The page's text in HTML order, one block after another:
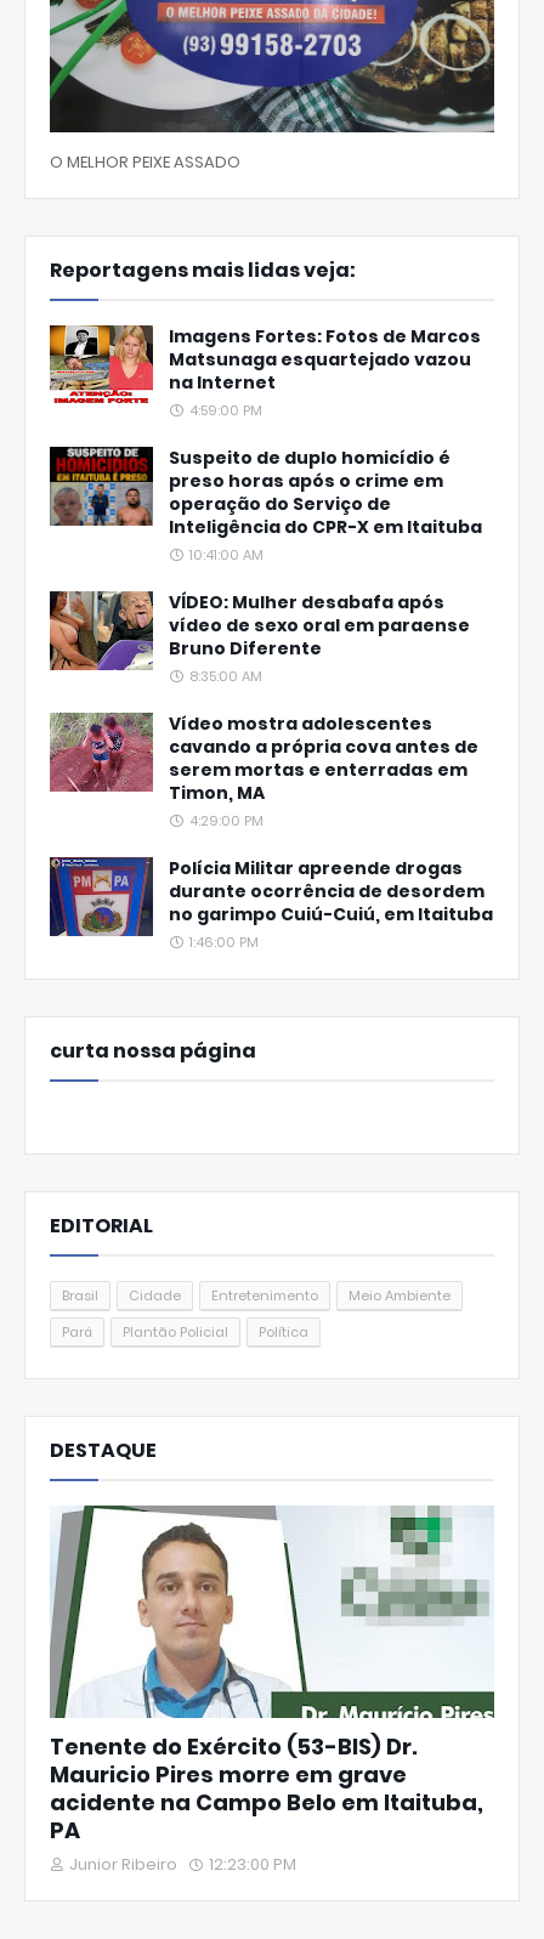
O MELHOR PEIXE ASSADO
Reportagens mais lidas veja:
Imagens Fortes: Fotos de Marcos
Matsunaga esquartejado vazou
na Internet
4:59:00 PM
Suspeito de duplo homicídio é
preso horas após o crime em
operação do Serviço de
Inteligência do CPR-X em Itaituba
10:41:00 AM
VÍDEO: Mulher desabafa após
vídeo de sexo oral em paraense
Bruno Diferente
8:35:00 AM
Vídeo mostra adolescentes
cavando a própria cova antes de
serem mortas e enterradas em
Timon, MA
4:29:00 PM
Polícia Militar apreende drogas
durante ocorrência de desordem
no garimpo Cuiú-Cuiú, em Itaituba
1:46:00 PM
curta nossa página
EDITORIAL
Brasil Cidade Entretenimento
Meio Ambiente
Pará
Plantão Policial Política
DESTAQUE
Tenente do Exército (53-BIS) Dr.
Mauricio Pires morre em grave
acidente na Campo Belo em Itaituba,
PA
Junior Ribeiro 12:23:00 PM